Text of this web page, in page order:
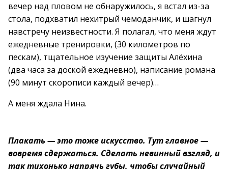
вечер над пловом не обнаружилось, я встал из-за
стола, подхватил нехитрый чемоданчик, и шагнул
навстречу неизвестности. Я полагал, что меня ждут
ежедневные тренировки, (30 километров по
пескам), тщательное изучение защиты Алёхина
(два часа за доской ежедневно), написание романа
(90 минут скорописи каждый вечер)…
А меня ждала Нина.
Плакать — это тоже искусство. Тут главное —
вовремя сдержаться. Сделать невинный взгляд, и
так тихонько напрячь губы, чтобы случайный